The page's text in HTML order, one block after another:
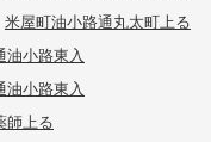
米屋町油小路通丸太町上る
油小路東入
油小路東入
師上る